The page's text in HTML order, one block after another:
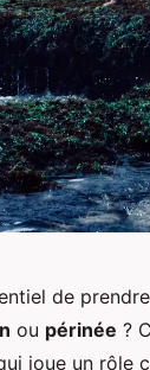
de
ou périnée ?
joue un rôle